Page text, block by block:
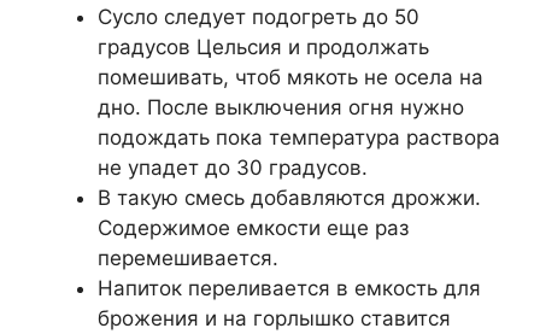
Сусло следует подогреть до 50
градусов Цельсия и продолжать
помешивать, чтоб мякоть не осела на
дно. После выключения огня нужно
подождать пока температура раствора
не упадет до 30 градусов.
В такую смесь добавляются дрожжи.
Содержимое емкости еще раз
перемешивается.
Напиток переливается в емкость для
брожения и на горлышко ставится